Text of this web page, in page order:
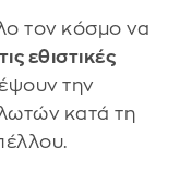
τον κόσμο να
εθιστικές
την
κατά τη